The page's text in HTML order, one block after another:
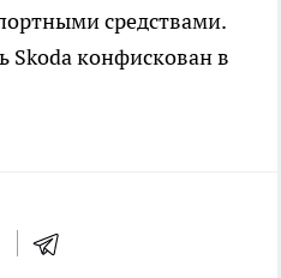
средствами.
Skoda конфискован в